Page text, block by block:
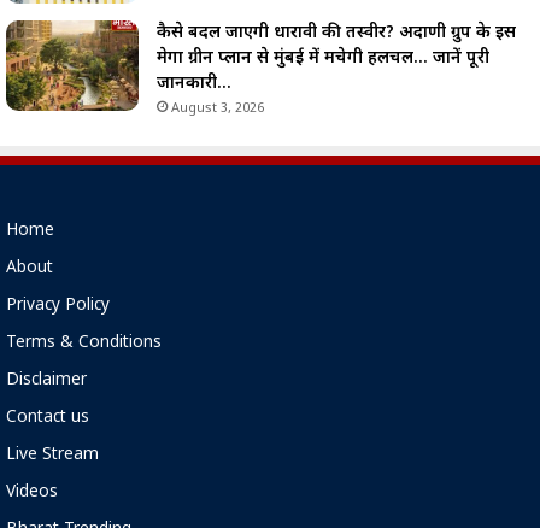
कैसे बदल जाएगी धारावी की तस्वीर? अदाणी ग्रुप के इस
मेगा ग्रीन प्लान से मुंबई में मचेगी हलचल… जानें पूरी
जानकारी…
August 3, 2026
Home
About
Privacy Policy
Terms & Conditions
Disclaimer
Contact us
Live Stream
Videos